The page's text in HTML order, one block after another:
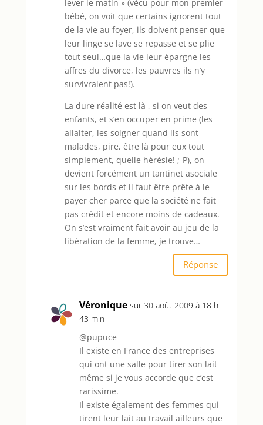
lever le matin » (vécu pour mon premier
bébé, on voit que certains ignorent tout
de la vie au foyer, ils doivent penser que
leur linge se lave se repasse et se plie
tout seul…que la vie leur épargne les
affres du divorce, les pauvres ils n’y
survivraient pas!).
La dure réalité est là , si on veut des
enfants, et s’en occuper en prime (les
allaiter, les soigner quand ils sont
malades, pire, être là pour eux tout
simplement, quelle hérésie! ;-P), on
devient forcément un tantinet asociale
sur les bords et il faut être prête à le
payer cher parce que la société ne fait
pas crédit et encore moins de cadeaux.
On s’est vraiment fait avoir au jeu de la
libération de la femme, je trouve…
Réponse
Véronique sur 30 août 2009 à 18 h
43 min
@pupuce
Il existe en France des entreprises
qui ont une salle pour tirer son lait
même si je vous accorde que c’est
rarissime.
Il existe également des femmes qui
tirent leur lait au travail ailleurs que